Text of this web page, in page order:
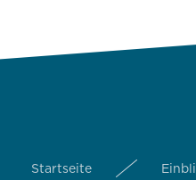
Startseite